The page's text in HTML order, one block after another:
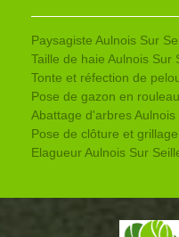
Paysagiste Aulnois Sur
Taille de haie Aulnois Sur
Tonte et réfection de
Pose de gazon en
Abattage d'arbres Aulnois
Pose de clôture et
Elagueur Aulnois Sur